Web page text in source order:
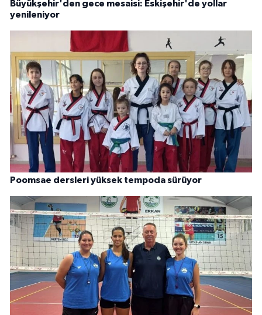
Büyükşehir'den gece mesaisi: Eskişehir'de yollar
yenileniyor
Poomsae dersleri yüksek tempoda sürüyor